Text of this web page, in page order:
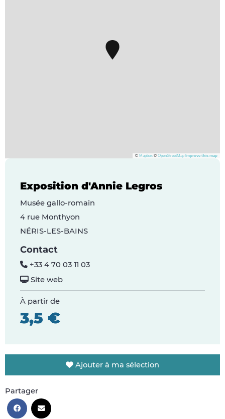
© Mapbox © OpenStreetMap Improve this map
Exposition d'Annie Legros
Musée gallo-romain
4 rue Monthyon
NÉRIS-LES-BAINS
Contact
+33 4 70 03 11 03
Site web
À partir de
3,5 €
Ajouter à ma sélection
Partager